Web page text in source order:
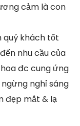
cảm là con
quý khách tốt
nhu cầu của
đc cung ứng
nghỉ sáng
đẹp mắt & lạ